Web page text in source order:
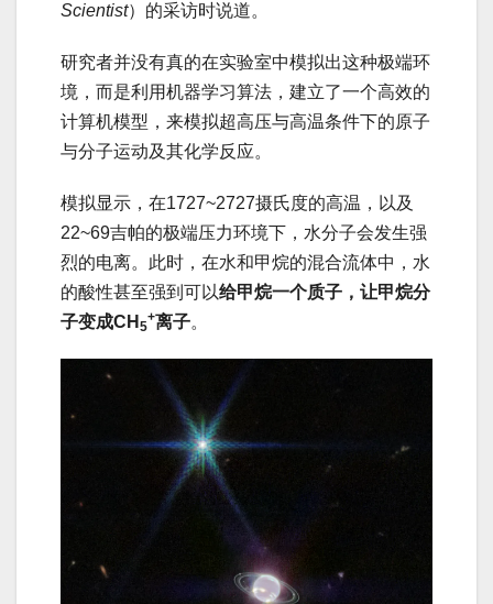
Scientist）的采访时说道。
研究者并没有真的在实验室中模拟出这种极端环
境，而是利用机器学习算法，建立了一个高效的
计算机模型，来模拟超高压与高温条件下的原子
与分子运动及其化学反应。
模拟显示，在1727~2727摄氏度的高温，以及
22~69吉帕的极端压力环境下，水分子会发生强
烈的电离。此时，在水和甲烷的混合流体中，水
的酸性甚至强到可以给甲烷一个质子，让甲烷分
子变成CH 5
+离子。